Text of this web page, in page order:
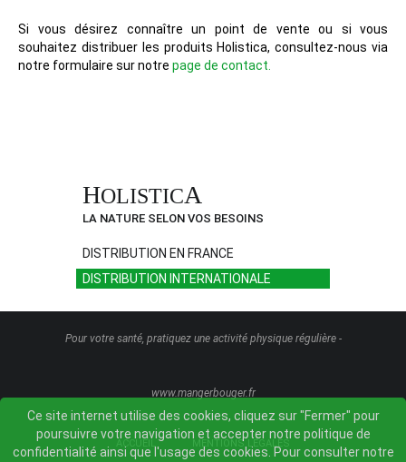
Si vous désirez connaître un point de vente ou si vous
souhaitez distribuer les produits Holistica, consultez-nous via
notre formulaire sur notre page de contact.
HOLISTICA
LA NATURE SELON VOS BESOINS
DISTRIBUTION EN FRANCE
DISTRIBUTION INTERNATIONALE
Pour votre santé, pratiquez une activité physique régulière -
www.mangerbouger.fr
ACCUEIL MENTIONS LÉGALES
Ce site internet utilise des cookies, cliquez sur "Fermer" pour
poursuivre votre navigation et accepter notre politique de
confidentialité ainsi que l'usage des cookies. Pour consulter notre